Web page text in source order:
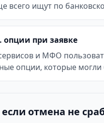
всего ищут по
опции при заявке
и МФО
опции, которые
отмена не